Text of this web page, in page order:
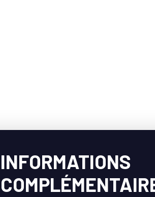
INFORMATIONS